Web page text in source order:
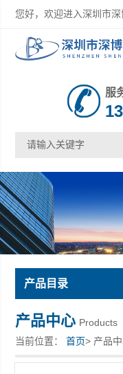
您好，欢迎进入深圳市深
服
产品目录
产品中心 Products
当前位置：首页> 产品